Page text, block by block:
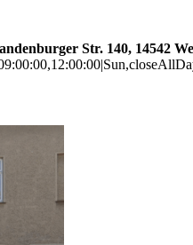
Str. 140, 14542